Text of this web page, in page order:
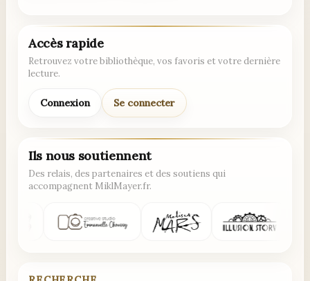
Accès rapide
Retrouvez votre bibliothèque, vos favoris et votre dernière
lecture.
Connexion Se connecter
Ils nous soutiennent
Des relais, des partenaires et des soutiens qui
accompagnent MiklMayer.fr.